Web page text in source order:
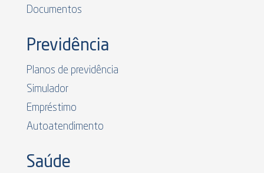
Documentos
Previdência
Planos de previdência
Simulador
Empréstimo
Autoatendimento
Saúde